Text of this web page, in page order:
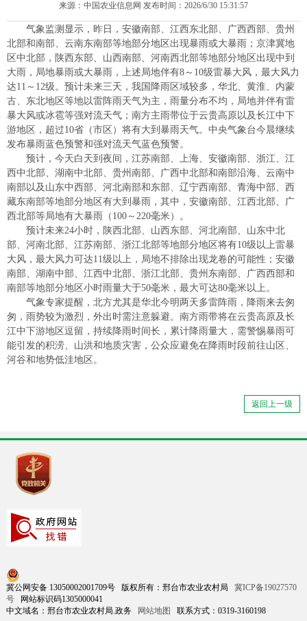
来源：中国农业信息网 发布时间：2026/6/30 15:31:57
气象监测显示，昨日，安徽南部、江西东北部、广西西部、贵州
北部和南部、云南东南部等地部分地区出现暴雨或大暴雨；京津冀地
区中北部，陕西东部、山西南部、河南西北部等地部分地区出现中到
大雨，局地暴雨或大暴雨，上述局地伴有8～10级雷暴大风，最大风力
达11～12级。预计未来三天，我国降雨区域较多，华北、黄淮、内蒙
古、东北地区等地以雷阵雨天气为主，雨量分布不均，局地并伴有雷
暴大风或冰雹等强对流天气；南方主雨带位于云贵高原以及长江中下
游地区，超过10省（市区）将有大到暴雨天气。中央气象台今晨继续
发布暴雨蓝色预警和强对流天气蓝色预警。
预计，今天白天到夜间，江苏南部、上海、安徽南部、浙江、江
西中北部、湖南中北部、贵州南部、广西中北部和南部沿海、云南中
南部以及山东中西部、河北南部和东部、辽宁西南部、青海中部、西
藏东南部等地部分地区有大到暴雨，其中，安徽南部、江西北部、广
西北部等局地有大暴雨（100～220毫米）。
预计未来24小时，陕西北部、山西东部、河北南部、山东中北
部、河南北部、江苏南部、浙江北部等地部分地区将有10级以上雷暴
大风，最大风力可达11级以上，局地不排除出现龙卷的可能性；安徽
南部、湖南中部、江西中北部、浙江北部、贵州东南部、广西西部和
南部等地部分地区小时雨量大于50毫米，最大可达80毫米以上。
气象专家提醒，北方尤其是华北今明两天多雷阵雨，降雨来去匆
匆，雨势较为激烈，外出时需注意躲避。南方雨带将在云贵高原及长
江中下游地区逗留，持续降雨时间长，累计降雨量大，需警惕暴雨可
能引发的积涝、山洪和地质灾害，公众应避免在降雨时段前往山区、
河谷和地势低洼地区。
返回上一级
冀公网安备 13050002001709号 版权所有：邢台市农业农村局 冀ICP备19027570
号网站标识码1305000041
中文域名：邢台市农业农村局.政务
网站地图 联系方式：0319-3160198